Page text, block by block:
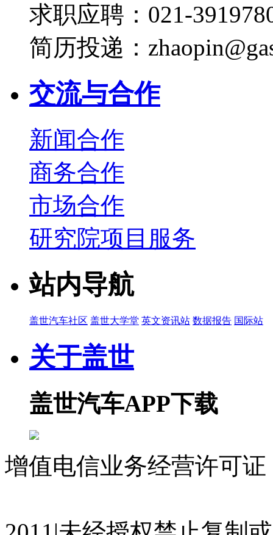
求职应聘：021-
简历投递：
交流与合作
新闻合作
商务合作
市场合作
研究院项目服务
站内导航
盖世汽车社区 盖世大学堂 英文资讯站 数据报告 国际站
关于盖世
盖世汽车APP下载
增值电信业务经营许可